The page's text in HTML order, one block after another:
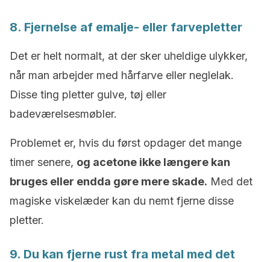
8. Fjernelse af emalje- eller farvepletter
Det er helt normalt, at der sker uheldige ulykker,
når man arbejder med hårfarve eller neglelak.
Disse ting pletter gulve, tøj eller
badeværelsesmøbler.
Problemet er, hvis du først opdager det mange
timer senere, og acetone ikke længere kan
bruges eller endda gøre mere skade. Med det
magiske viskelæder kan du nemt fjerne disse
pletter.
9. Du kan fjerne rust fra metal med det